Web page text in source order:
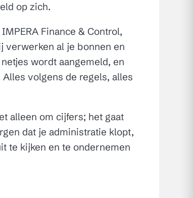
op zich.
Finance & Control,
verwerken al je bonnen en
wordt aangemeld, en
volgens de regels, alles
alleen om cijfers; het gaat
dat je administratie klopt,
te kijken en te ondernemen